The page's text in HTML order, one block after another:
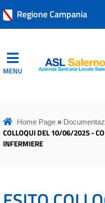
Regione Campania
MENU
Home Page»
COLLOQUI DEL 10/06/2025 -
INFERMIERE